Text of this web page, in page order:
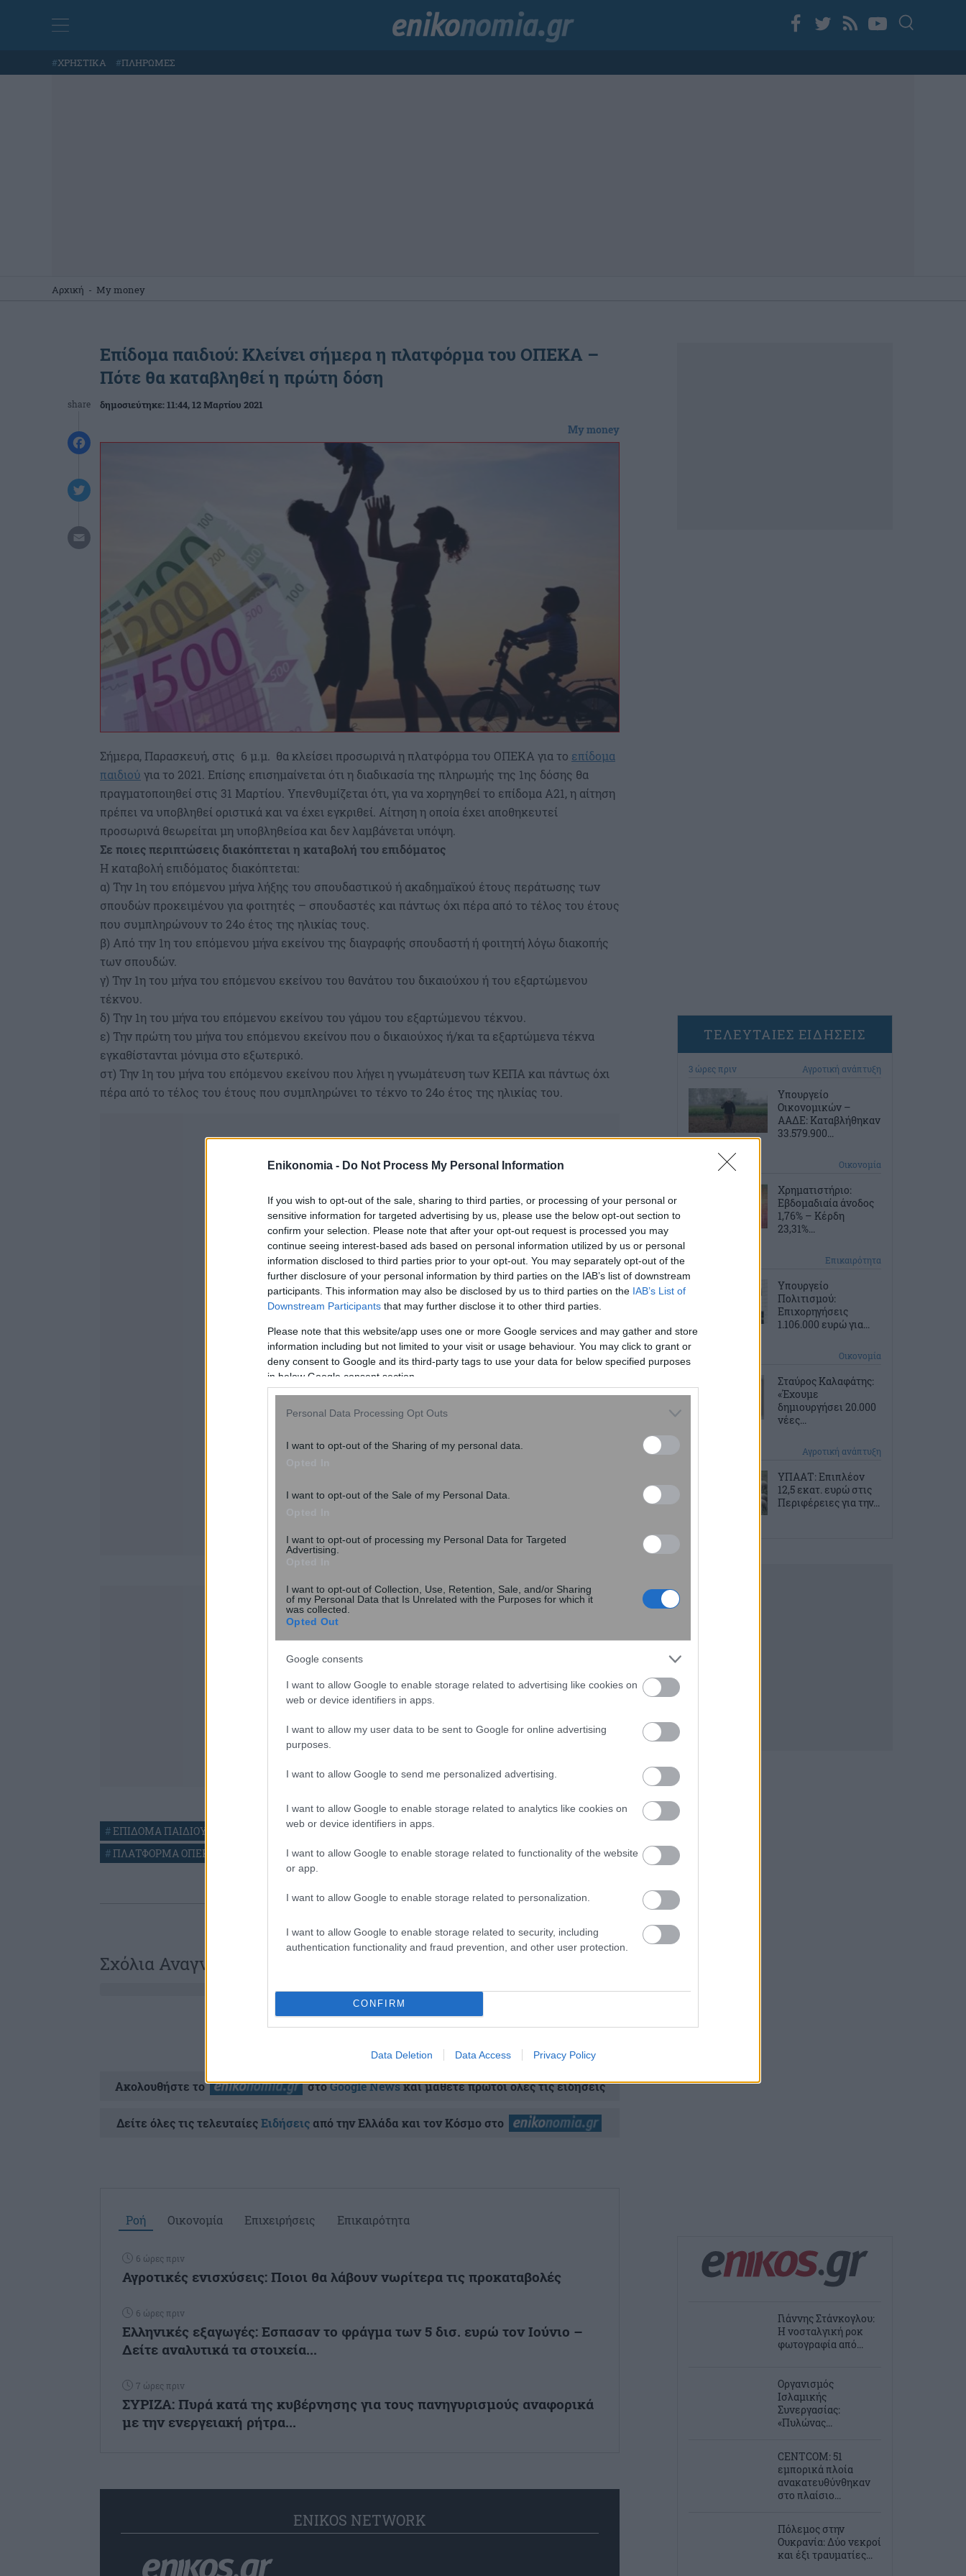
Enikonomia - Do Not Process My Personal Information
If you wish to opt-out of the sale, sharing to third parties, or processing of your personal or
sensitive information for targeted advertising by us, please use the below opt-out section to
confirm your selection. Please note that after your opt-out request is processed you may
continue seeing interest-based ads based on personal information utilized by us or personal
information disclosed to third parties prior to your opt-out. You may separately opt-out of the
further disclosure of your personal information by third parties on the IAB’s list of downstream
participants. This information may also be disclosed by us to third parties on the IAB’s List of
Downstream Participants that may further disclose it to other third parties.
Please note that this website/app uses one or more Google services and may gather and store
information including but not limited to your visit or usage behaviour. You may click to grant or
deny consent to Google and its third-party tags to use your data for below specified purposes
in below Google consent section.
Personal Data Processing Opt Outs
I want to opt-out of the Sharing of my personal data.
I want to opt-out of the Sale of my Personal Data.
I want to opt-out of processing my Personal Data for Targeted
Advertising.
I want to opt-out of Collection, Use, Retention, Sale, and/or Sharing
of my Personal Data that Is Unrelated with the Purposes for which it
was collected.
Opted Out
Google consents
I want to allow Google to enable storage related to advertising like cookies on
web or device identifiers in apps.
I want to allow my user data to be sent to Google for online advertising
purposes.
I want to allow Google to send me personalized advertising.
I want to allow Google to enable storage related to analytics like cookies on
web or device identifiers in apps.
I want to allow Google to enable storage related to functionality of the website
or app.
I want to allow Google to enable storage related to personalization.
I want to allow Google to enable storage related to security, including
authentication functionality and fraud prevention, and other user protection.
CONFIRM
Data Deletion Data Access Privacy Policy
#ΧΡΗΣΤΙΚΑ #ΠΛΗΡΩΜΕΣ
Αρχική - My money
share
Επίδομα παιδιού: Κλείνει σήμερα η πλατφόρμα του ΟΠΕΚΑ –
Πότε θα καταβληθεί η πρώτη δόση
δημοσιεύτηκε:11:44, 12 Μαρτίου 2021
My money
Σήμερα, Παρασκευή, στις 6 μ.μ. θα κλείσει προσωρινά η πλατφόρμα του ΟΠΕΚΑ για το επίδομα
παιδιού για το 2021. Επίσης επισημαίνεται ότι η διαδικασία της πληρωμής της 1ης δόσης θα
πραγματοποιηθεί στις 31 Μαρτίου. Υπενθυμίζεται ότι, για να χορηγηθεί το επίδομα Α21, η αίτηση
πρέπει να υποβληθεί οριστικά και να έχει εγκριθεί. Αίτηση η οποία έχει αποθηκευτεί
προσωρινά θεωρείται μη υποβληθείσα και δεν λαμβάνεται υπόψη.
Σε ποιες περιπτώσεις διακόπτεται η καταβολή του επιδόματος
Η καταβολή επιδόματος διακόπτεται:
α) Την 1η του επόμενου μήνα λήξης του σπουδαστικού ή ακαδημαϊκού έτους περάτωσης των
σπουδών προκειμένου για φοιτητές – σπουδαστές και πάντως όχι πέρα από το τέλος του έτους
που συμπληρώνουν το 24ο έτος της ηλικίας τους.
β) Από την 1η του επόμενου μήνα εκείνου της διαγραφής σπουδαστή ή φοιτητή λόγω διακοπής
των σπουδών.
γ) Την 1η του μήνα του επόμενου εκείνου του θανάτου του δικαιούχου ή του εξαρτώμενου
τέκνου.
δ) Την 1η του μήνα του επόμενου εκείνου του γάμου του εξαρτώμενου τέκνου.
ε) Την πρώτη του μήνα του επόμενου εκείνου που ο δικαιούχος ή/και τα εξαρτώμενα τέκνα
εγκαθίστανται μόνιμα στο εξωτερικό.
στ) Την 1η του μήνα του επόμενου εκείνου που λήγει η γνωμάτευση των ΚΕΠΑ και πάντως όχι
πέρα από το τέλος του έτους που συμπληρώνει το τέκνο το 24ο έτος της ηλικίας του.
#ΕΠΙΔΟΜΑ ΠΑΙΔΙΟΥ ΕΠΙΔΟΜΑ ΠΑΙΔΙΟΥ ΑΙΤΗΣΕΙΣ # ΕΠΙΔΟΜΑ ΠΑΙΔΙΟΥ ΠΛΗΡΩΜΗ
#ΠΛΑΤΦΟΡΜΑ ΟΠΕΚΑ
share
Σχόλια Αναγνωστών
σχολίασε και εσύ
Ακολουθήστε το στοGoogle Newsκαι μάθετε πρώτοι όλες τις ειδήσεις
Δείτε όλες τις τελευταίεςΕιδήσειςαπό την Ελλάδα και τον Κόσμο στο
Ροή Οικονομία Επιχειρήσεις Επικαιρότητα
6 ώρες πριν
Αγροτικές ενισχύσεις: Ποιοι θα λάβουν νωρίτερα τις προκαταβολές
6 ώρες πριν
Ελληνικές εξαγωγές: Εσπασαν το φράγμα των 5 δισ. ευρώ τον Ιούνιο –
Δείτε αναλυτικά τα στοιχεία...
7 ώρες πριν
ΣΥΡΙΖΑ: Πυρά κατά της κυβέρνησης για τους πανηγυρισμούς αναφορικά
με την ενεργειακή ρήτρα...
ENIKOS NETWORK
ΤΕΛΕΥΤΑΙΕΣ ΕΙΔΗΣΕΙΣ
3 ώρες πριν Αγροτική ανάπτυξη
Υπουργείο
Οικονομικών –
ΑΑΔΕ: Καταβλήθηκαν
33.579.900...
4 ώρες πριν Οικονομία
Χρηματιστήριο:
Εβδομαδιαία άνοδος
1,76% – Κέρδη
23,31%...
Επικαιρότητα
Υπουργείο
Πολιτισμού:
Επιχορηγήσεις
1.106.000 ευρώ για...
Οικονομία
Σταύρος Καλαφάτης:
«Έχουμε
δημιουργήσει 20.000
νέες...
Αγροτική ανάπτυξη
ΥΠΑΑΤ: Επιπλέον
12,5 εκατ. ευρώ στις
Περιφέρειες για την...
Γιάννης Στάνκογλου:
Η νοσταλγική ροκ
φωτογραφία από...
Οργανισμός
Ισλαμικής
Συνεργασίας:
«Πυλώνας...
CENTCOM: 51
εμπορικά πλοία
ανακατευθύνθηκαν
στο πλαίσιο...
Πόλεμος στην
Ουκρανία: Δύο νεκροί
και έξι τραυματίες...